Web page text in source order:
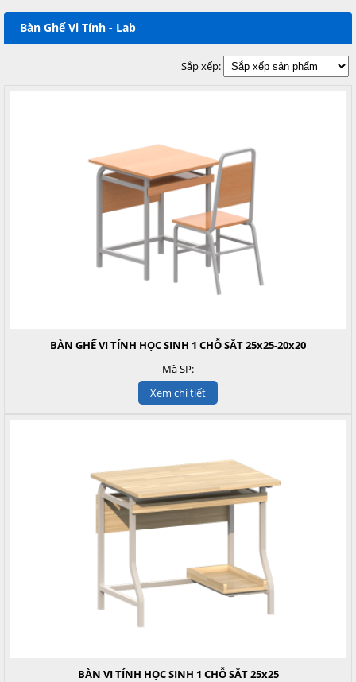
Bàn Ghế Vi Tính - Lab
Sắp xếp:
BÀN GHẾ VI TÍNH HỌC SINH 1 CHỖ SẮT 25x25-20x20
Mã SP:
Xem chi tiết
BÀN VI TÍNH HỌC SINH 1 CHỖ SẮT 25x25